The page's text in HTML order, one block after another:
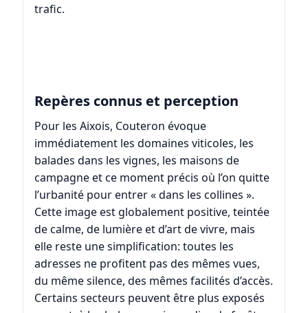
trafic.
Repères connus et perception
Pour les Aixois, Couteron évoque
immédiatement les domaines viticoles, les
balades dans les vignes, les maisons de
campagne et ce moment précis où l’on quitte
l’urbanité pour entrer « dans les collines ».
Cette image est globalement positive, teintée
de calme, de lumière et d’art de vivre, mais
elle reste une simplification: toutes les
adresses ne profitent pas des mêmes vues,
du même silence, des mêmes facilités d’accès.
Certains secteurs peuvent être plus exposés